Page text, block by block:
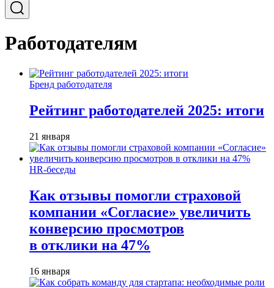
Работодателям
Бренд работодателя
Рейтинг работодателей 2025: итоги
21 января
HR-беседы
Как отзывы помогли страховой
компании «Согласие» увеличить
конверсию просмотров
в отклики на 47%
16 января